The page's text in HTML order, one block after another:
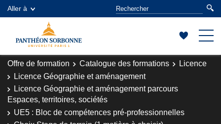
Aller à
Offre de formation Catalogue des formations
Licence
Licence Géographie et aménagement
Licence Géographie et aménagement parcours
Espaces, territoires, sociétés
UE5 : Bloc de compétences pré-professionnelles